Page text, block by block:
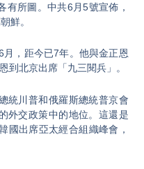
有所圖。中共6月5號宣佈，
鮮。
，距今已7年。他與金正恩
到北京出席「九三閱兵」。
統川普和俄羅斯總統普京會
外交政策中的地位。這還是
出席亞太經合組織峰會，